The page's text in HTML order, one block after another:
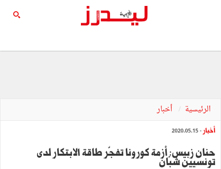
الرئيسية أخبار
أخبار - 2020.05.15
حنان زبيس: أزمة كورونا تفجّر طاقة الابتكار لدى
تونسيين شبّان